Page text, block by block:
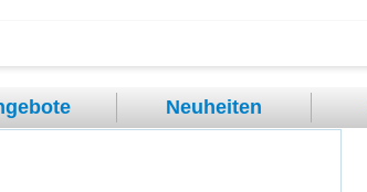
Neuheiten